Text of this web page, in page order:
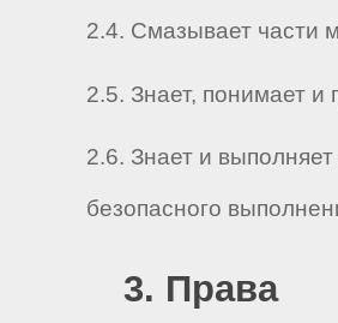
2.4. Смазывает части
2.5. Знает, понимает
2.6. Знает и
безопасного
3. Права